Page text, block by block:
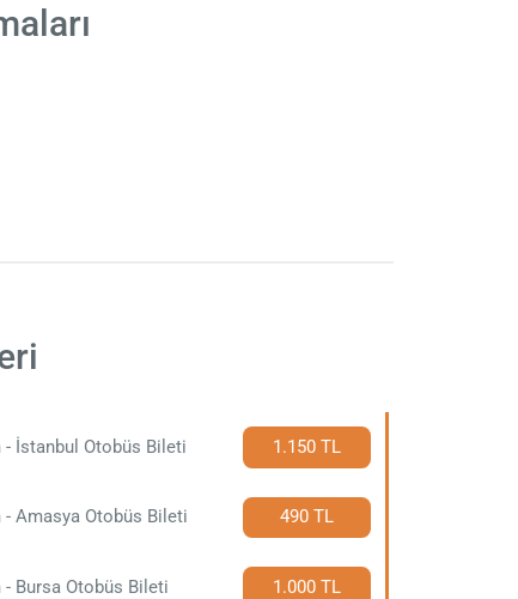
- İstanbul Otobüs Bileti 1.150 TL
- Amasya Otobüs Bileti 490 TL
- Bursa Otobüs Bileti 1.000 TL